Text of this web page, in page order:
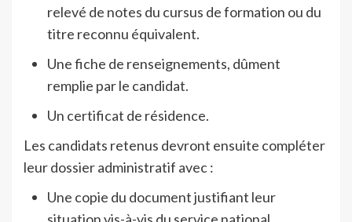
relevé de notes du cursus de formation ou du
titre reconnu équivalent.
Une fiche de renseignements, dûment
remplie par le candidat.
Un certificat de résidence.
Les candidats retenus devront ensuite compléter
leur dossier administratif avec :
Une copie du document justifiant leur